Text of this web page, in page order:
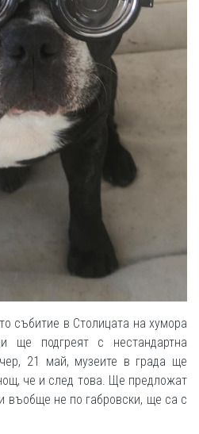
събитие в Столицата на хумора
ще подгреят с нестандартна
21 май, музеите в града ще
че и след това. Ще предложат
въобще не по габровски, ще са с